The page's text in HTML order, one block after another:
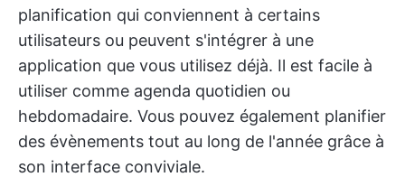
planification qui conviennent à certains
utilisateurs ou peuvent s'intégrer à une
application que vous utilisez déjà. Il est facile à
utiliser comme agenda quotidien ou
hebdomadaire. Vous pouvez également planifier
des évènements tout au long de l'année grâce à
son interface conviviale.